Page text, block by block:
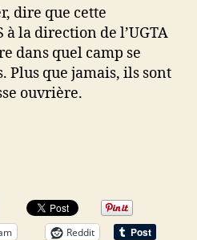
dire que cette
la direction de l’UGTA
dans quel camp se
Plus que jamais, ils sont
ouvrière.
Reddit